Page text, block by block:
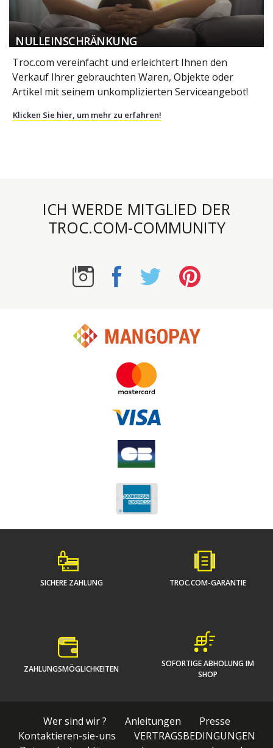
NULLEINSCHRÄNKUNG
Troc.com vereinfacht und erleichtert Ihnen den
Verkauf Ihrer gebrauchten Waren, Objekte oder
Artikel mit seinem unkomplizierten Serviceangebot!
Klicken Sie hier, um mehr zu erfahren!
ICH WERDE MITGLIED DER
TROC.COM-COMMUNITY
SICHERE ZAHLUNG TROC.COM-GARANTIE
ZAHLUNGSMÖGLICHKEITEN
SOFORTIGE ABHOLUNG IM
SHOP
Wer sind wir ? Anleitungen
Presse
Kontaktieren-sie-uns
VERTRAGSBEDINGUNGEN